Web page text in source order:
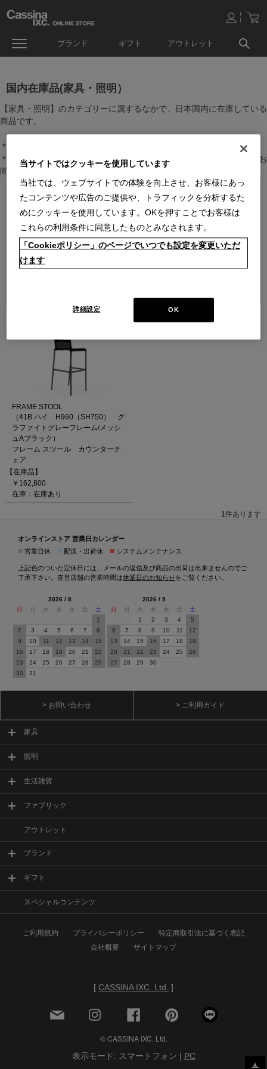
ブランド ギフト アウトレット
国内在庫品(家具・照明）
【家具・照明】のカテゴリーに属するなかで、日本国内に在庫している
商品です。
＊絞り込み機能で商品検索することができます。
＊全店舗で在庫を共有しておりますので、最新の在庫状況についてはお
問い合わせください。
FRAME STOOL
（41B ハイ H960（SH750） グ
ラファイトグレーフレーム/メッシ
ュAブラック）
フレーム スツール カウンターチ
ェア
【在庫品】
￥162,800
在庫：在庫あり
1件あります
▲
オンラインストア 営業日カレンダー
営業日休 配送・出荷休 ■ システムメンテナンス
上記色のついた定休日には、メールの返信及び商品の出荷は出来ませんのでご
了承下さい。直営店舗の営業時間は休業日のお知らせをご覧ください。
2026 / 8
日
月 火 水 木 金
土
1
2
3 4 5 6 7
8
9
10 11 12 13 14
15
16
17 18 19 20 21
22
23
24 25 26 27 28
29
30
31
2026 / 9
日
月 火 水 木 金
土
1
2 3 4
5
6
7 8 9 10 11
12
13
14 15 16 17 18
19
20
21 22 23 24 25
26
27
28 29 30
> お問い合わせ > ご利用ガイド
家具
照明
生活雑貨
ファブリック
アウトレット
ブランド
ギフト
スペシャルコンテンツ
ご利用規約 プライバシーポリシー
特定商取引法に基づく表記
会社概要
サイトマップ
[ CASSINA IXC. Ltd. ]
© CASSINA IXC. Ltd.
表示モード: スマートフォン | PC
当サイトではクッキーを使用しています
当社では、ウェブサイトでの体験を向上させ、お客様にあっ
たコンテンツや広告のご提供や、トラフィックを分析するた
めにクッキーを使用しています。OKを押すことでお客様は
これらの利用条件に同意したものとみなされます。
「Cookieポリシー」のページでいつでも設定を変更いただ
けます
OK
詳細設定